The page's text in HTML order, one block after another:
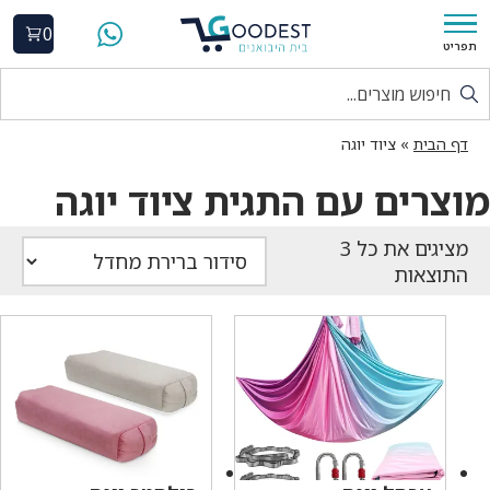
תפריט
0
דף הבית » ציוד יוגה
מוצרים עם התגית ציוד יוגה
התוצאות